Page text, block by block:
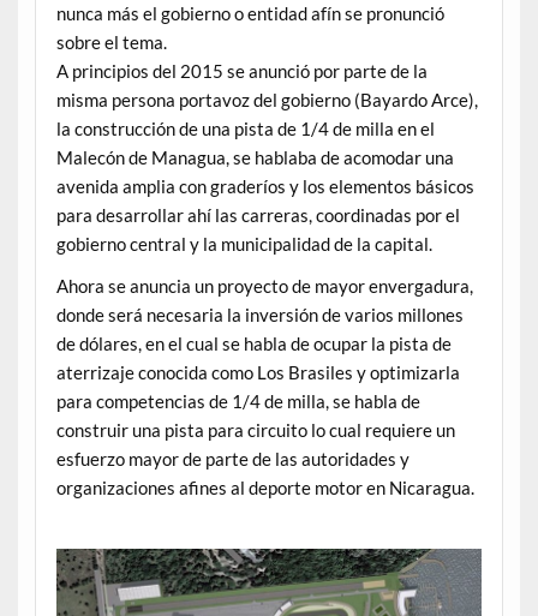
nunca más el gobierno o entidad afín se pronunció
sobre el tema.
A principios del 2015 se anunció por parte de la
misma persona portavoz del gobierno (Bayardo Arce),
la construcción de una pista de 1/4 de milla en el
Malecón de Managua, se hablaba de acomodar una
avenida amplia con graderíos y los elementos básicos
para desarrollar ahí las carreras, coordinadas por el
gobierno central y la municipalidad de la capital.
Ahora se anuncia un proyecto de mayor envergadura,
donde será necesaria la inversión de varios millones
de dólares, en el cual se habla de ocupar la pista de
aterrizaje conocida como Los Brasiles y optimizarla
para competencias de 1/4 de milla, se habla de
construir una pista para circuito lo cual requiere un
esfuerzo mayor de parte de las autoridades y
organizaciones afines al deporte motor en Nicaragua.